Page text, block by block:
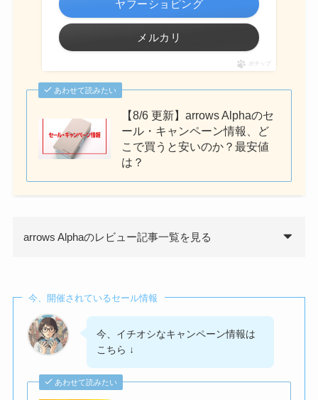
ヤフーショピング
メルカリ
ポチップ
あわせて読みたい
【8/6 更新】arrows Alphaのセ
ール・キャンペーン情報、ど
こで買うと安いのか？最安値
は？
arrows Alphaのレビュー記事一覧を見る
今、開催されているセール情報
今、イチオシなキャンペーン情報は
こちら ↓
あわせて読みたい